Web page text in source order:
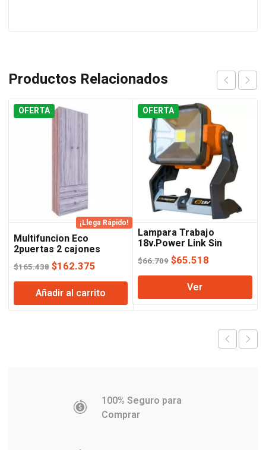
Productos Relacionados
OFERTA
¡Llega Rápido!
Multifuncion Eco
2puertas 2 cajones
Jacaranda Orlandi
$165.438 El
precio
original
era:
$162.375
precio
actual
es:
Añadir al carrito
OFERTA
Lampara Trabajo
18v.Power Link Sin
Bateria Lusqtoff
$66.709El
precio
original
era:
$65.518
precio
es:
Ver
100% Seguro para
Comprar